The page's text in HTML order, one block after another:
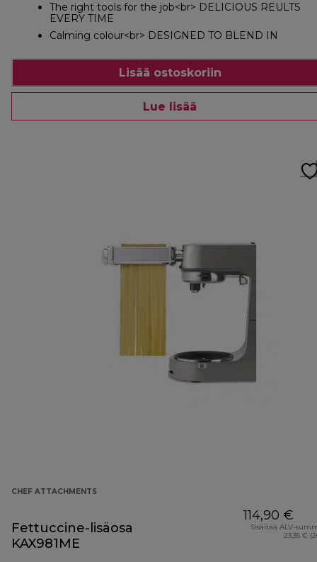
The right tools for the job<br> DELICIOUS REULTS
EVERY TIME
Calming colour<br> DESIGNED TO BLEND IN
Lisää ostoskoriin
Lue lisää
CHEF ATTACHMENTS
Fettuccine-lisäosa
KAX981ME
114,90 €
Sisältää ALV-
23,35 €